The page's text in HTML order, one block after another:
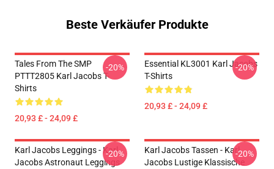
Beste Verkäufer Produkte
Tales From The SMP
PTTT2805 Karl Jacobs T-
Shirts
20,93 £ - 24,09 £
-20%
Essential KL3001 Karl Jacobs
T-Shirts
20,93 £ - 24,09 £
-20%
Karl Jacobs Leggings - Karl
Jacobs Astronaut Leggings
-20%
Karl Jacobs Tassen - Karl
Jacobs Lustige Klassische
-20%